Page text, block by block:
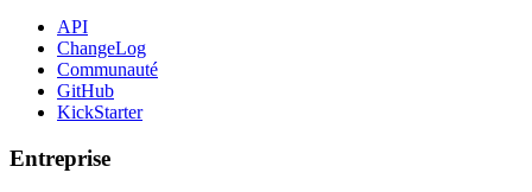
API
ChangeLog
Communauté
GitHub
KickStarter
Entreprise